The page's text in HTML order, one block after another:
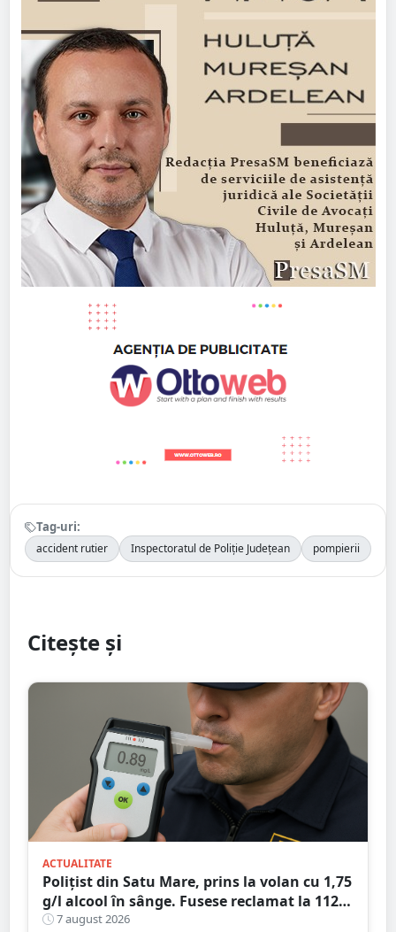
Tag-uri:
accident rutier Inspectoratul de Poliție Județean pompierii
Citește și
ACTUALITATE
Polițist din Satu Mare, prins la volan cu 1,75
g/l alcool în sânge. Fusese reclamat la 112
că circula pe contrasens
7 august 2026